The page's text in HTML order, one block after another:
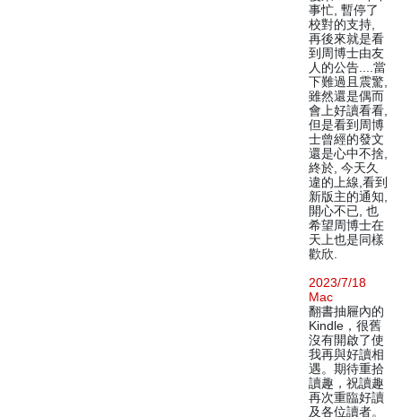
事忙, 暫停了
校對的支持,
再後來就是看
到周博士由友
人的公告....當
下難過且震驚,
雖然還是偶而
會上好讀看看,
但是看到周博
士曾經的發文
還是心中不捨,
終於, 今天久
違的上線,看到
新版主的通知,
開心不已, 也
希望周博士在
天上也是同樣
歡欣.
2023/7/18
Mac
翻書抽屜內的
Kindle，很舊
沒有開啟了使
我再與好讀相
遇。期待重拾
讀趣，祝讀趣
再次重臨好讀
及各位讀者。